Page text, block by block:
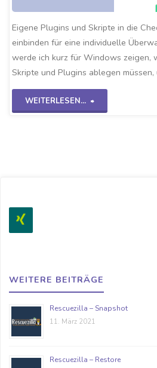
Eigene Plugins und Skripte in die
einbinden für eine individuelle
werde ich kurz für Windows zeigen,
Skripte und Plugins ablegen
WEITERLESEN...
"Eigene
WEITERE BEITRÄGE
Rescuezilla – Snapshot
11. März 2021
Rescuezilla – Restore